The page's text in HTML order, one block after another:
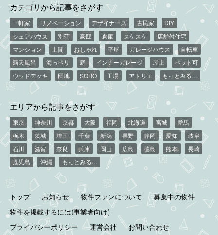
カテゴリから記事をさがす
一軒家 リノベーション デザイナーズ 古民家
DIY
シェアハウス
別荘 豪邸 倉庫 スケスケ
店舗付住宅
マンション
土間 おしゃれ 平屋 ガレージハウス
自転車
露天風呂
海っペリ 庭 インナーガレージ 屋上
ペット可
ウッドデッキ
団地 SOHO 工場 アトリエ もっとみる…
エリアから記事をさがす
東京 神奈川 京都 大阪 福岡 北海道 宮城
群馬
栃木
茨城 埼玉 千葉 新潟 長野 静岡 愛知
岐阜
石川
滋賀 奈良 兵庫 岡山 広島 徳島 熊本
長崎
鹿児島
沖縄 もっとみる…
トップ お知らせ 物件ファンについて
募集中の物件
物件を掲載するには(事業者向け)
プライバシーポリシー
運営会社 お問い合わせ